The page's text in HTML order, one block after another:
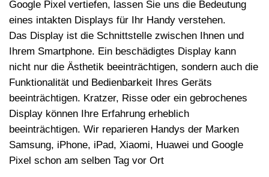
Google Pixel vertiefen, lassen Sie uns die Bedeutung
eines intakten Displays für Ihr Handy verstehen.
Das Display ist die Schnittstelle zwischen Ihnen und
Ihrem Smartphone. Ein beschädigtes Display kann
nicht nur die Ästhetik beeinträchtigen, sondern auch die
Funktionalität und Bedienbarkeit Ihres Geräts
beeinträchtigen. Kratzer, Risse oder ein gebrochenes
Display können Ihre Erfahrung erheblich
beeinträchtigen. Wir reparieren Handys der Marken
Samsung, iPhone, iPad, Xiaomi, Huawei und Google
Pixel schon am selben Tag vor Ort